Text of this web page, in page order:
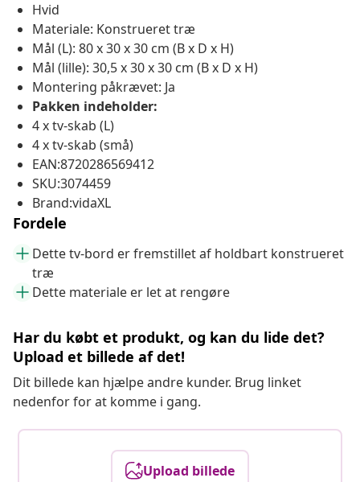
Hvid
Materiale: Konstrueret træ
Mål (L): 80 x 30 x 30 cm (B x D x H)
Mål (lille): 30,5 x 30 x 30 cm (B x D x H)
Montering påkrævet: Ja
Pakken indeholder:
4 x tv-skab (L)
4 x tv-skab (små)
EAN:8720286569412
SKU:3074459
Brand:vidaXL
Fordele
Dette tv-bord er fremstillet af holdbart konstrueret
træ
Dette materiale er let at rengøre
Har du købt et produkt, og kan du lide det?
Upload et billede af det!
Dit billede kan hjælpe andre kunder. Brug linket
nedenfor for at komme i gang.
Upload billede